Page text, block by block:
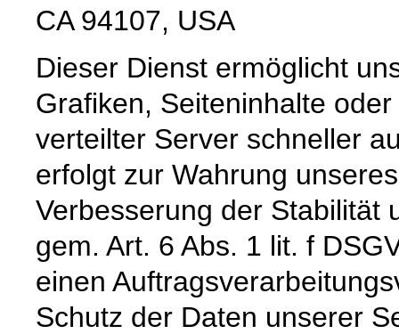
CA 94107, USA
Dieser Dienst ermöglicht
Grafiken, Seiteninhalte
verteilter Server schneller
erfolgt zur Wahrung
Verbesserung der Stabilität
gem. Art. 6 Abs. 1 lit. f
einen
Schutz der Daten unserer